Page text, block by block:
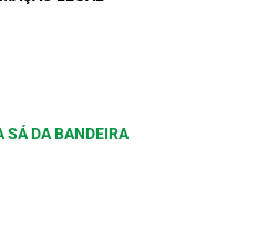
SÁ DA BANDEIRA